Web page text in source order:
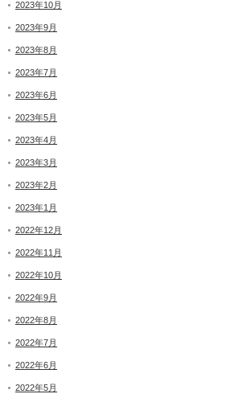
2023年10月
2023年9月
2023年8月
2023年7月
2023年6月
2023年5月
2023年4月
2023年3月
2023年2月
2023年1月
2022年12月
2022年11月
2022年10月
2022年9月
2022年8月
2022年7月
2022年6月
2022年5月